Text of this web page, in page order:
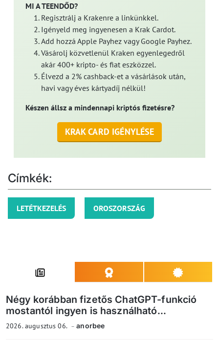
MI A TEENDŐD?
Regisztrálj a Krakenre a linkünkkel.
Igényeld meg ingyenesen a Krak Cardot.
Add hozzá Apple Payhez vagy Google Payhez.
Vásárolj közvetlenül Kraken egyenlegedről
akár 400+ kripto- és fiat eszközzel.
Élvezd a 2% cashback-et a vásárlások után,
havi vagy éves kártyadíj nélkül!
Készen állsz a mindennapi kriptós fizetésre?
KRAK CARD IGÉNYLÉSE
Címkék:
LETÉTKEZELÉS OROSZORSZÁG
Négy korábban fizetős ChatGPT-funkció
mostantól ingyen is használható...
2026. augusztus 06. anorbee